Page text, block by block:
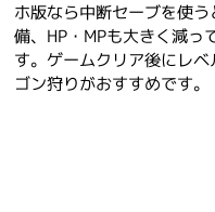
ホ版なら中断セーブを使
備、HP・MPも大きく減っ
す。ゲームクリア後にレ
ゴン狩りがおすすめです。